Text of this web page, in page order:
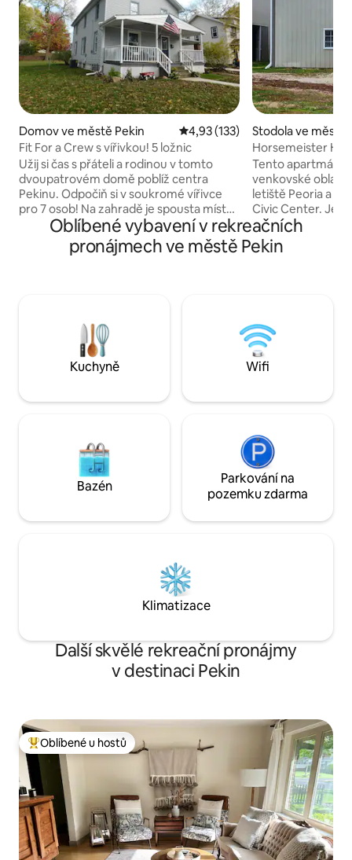
Domov ve městě Pekin Průměrné hodnocení 4,93 z 5,
4,93 (133)
Fit For a Crew s vířivkou! 5 ložnic
Užij si čas s přáteli a rodinou v tomto
dvoupatrovém domě poblíž centra
Pekinu. Odpočiň si v soukromé vířivce
pro 7 osob! Na zahradě je spousta místa
s částečným soukromým plotem, kde si
můžeš užívat venku. Ve 2. patře jsou 4
ložnice a 1 koupelna; 2 z horních ložnic
malebnou čtvrtí plnou starých stromů
nebo si odpočiň na verandě.
Stodola ve městě
y
Horsemeister
Apartmán
Tento apartmán
venkovské
letiště Peoria a
Civic Center.
Horsemeister.
parkovacích
koňská farma se
City. K dispozici je rozkládací pohovka, na
které se vyspí 2
Oblíbené vybavení v rekreačních
pronájmech ve městě Pekin
Kuchyně Wifi
Bazén
Parkování na
pozemku zdarma
Klimatizace
Další skvělé rekreační pronájmy
v destinaci Pekin
Nejlepší v kategorii Oblíbené u hostů
Oblíbené u hostů